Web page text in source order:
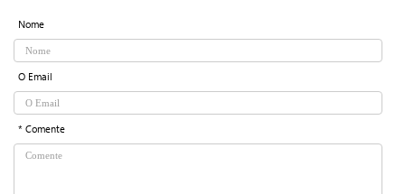
Nome
O Email
* Comente